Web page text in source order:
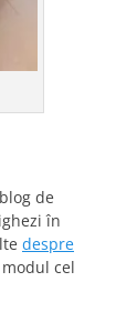
de
în
despre
cel